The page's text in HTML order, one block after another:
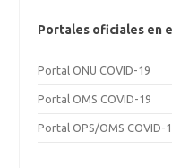
Portales oficiales en
Portal ONU COVID-19
Portal OMS COVID-19
Portal OPS/OMS COVID-